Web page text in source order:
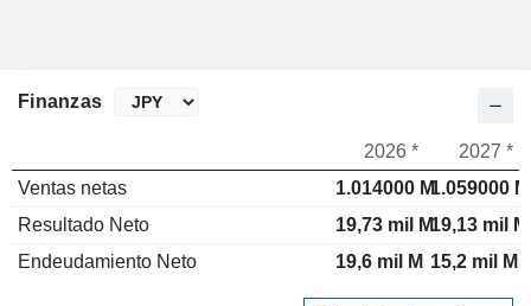
Finanzas
2026 *
2027 *
Ventas netas
1.014000 M1.059000 M
Resultado Neto
19,73 mil M19,13 mil M
Endeudamiento Neto
19,6 mil M 15,2 mil M